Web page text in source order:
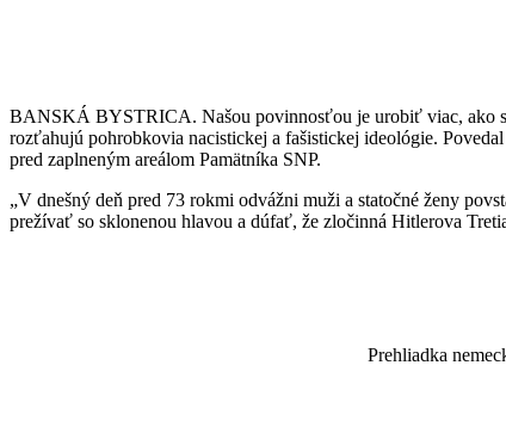
BANSKÁ BYSTRICA. Našou povinnosťou je urobiť viac, ako
rozťahujú pohrobkovia nacistickej a fašistickej ideológie.
pred zaplneným areálom Pamätníka SNP.
„V dnešný deň pred 73 rokmi odvážni muži a statočné ženy
prežívať so sklonenou hlavou a dúfať, že zločinná Hitlerova
Prehliadka